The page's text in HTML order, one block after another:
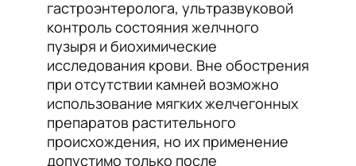
гастроэнтеролога, ультразвуковой
контроль состояния желчного
пузыря и биохимические
исследования крови. Вне обострения
при отсутствии камней возможно
использование мягких желчегонных
препаратов растительного
происхождения, но их применение
допустимо только после